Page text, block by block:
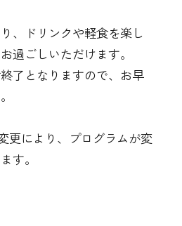
、ドリンクや軽食を楽し
過ごしいただけます。
了となりますので、お早
更により、プログラムが変
す。